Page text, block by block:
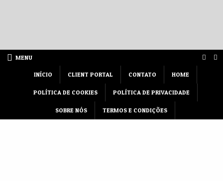
Skip to content
MENU
INÍCIO CLIENT PORTAL CONTATO HOME
POLÍTICA DE COOKIES POLÍTICA DE PRIVACIDADE
SOBRE NÓS TERMOS E CONDIÇÕES